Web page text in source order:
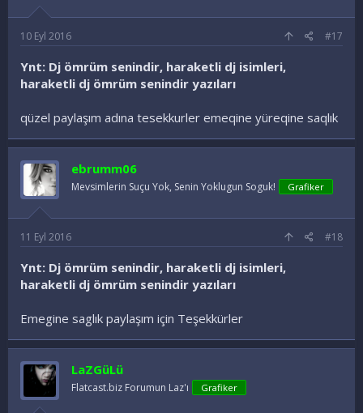
10 Eyl 2016 #17
Ynt: Dj ömrüm senindir, haraketli dj isimleri,
haraketli dj ömrüm senindir yazıları
qüzel paylaşım adına tesekkurler emeqine yüreqine saqlık
ebrumm06
Mevsimlerin Suçu Yok, Senin Yoklugun Soguk! Grafiker
11 Eyl 2016 #18
Ynt: Dj ömrüm senindir, haraketli dj isimleri,
haraketli dj ömrüm senindir yazıları
Emegine saglık paylaşım için Teşekkürler
LaZGüLü
Flatcast.biz Forumun Laz'ı Grafiker